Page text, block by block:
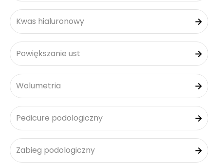
Kwas hialuronowy
Powiększanie ust
Wolumetria
Pedicure podologiczny
Zabieg podologiczny